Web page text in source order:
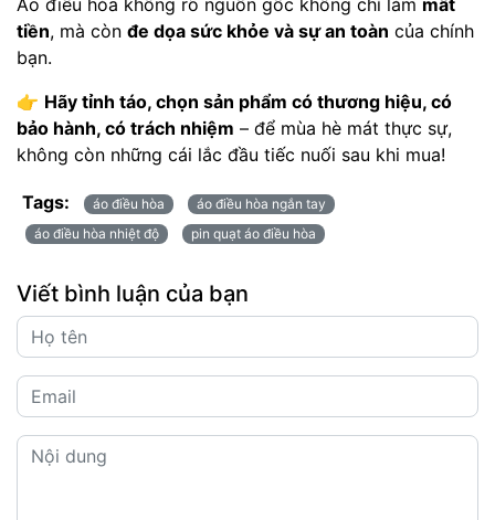
tiền, mà còn đe dọa sức khỏe và sự an toàn của chính
bạn.
👉 Hãy tỉnh táo, chọn sản phẩm có thương hiệu, có
bảo hành, có trách nhiệm – để mùa hè mát thực sự,
không còn những cái lắc đầu tiếc nuối sau khi mua!
Tags: áo điều hòa
áo điều hòa ngắn tay
áo điều hòa nhiệt độ
pin quạt áo điều hòa
Viết bình luận của bạn